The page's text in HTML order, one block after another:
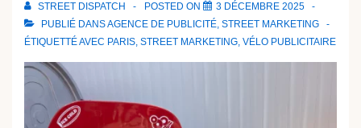
STREET DISPATCH POSTED ON
3 DÉCEMBRE 2025
PUBLIÉ DANSAGENCE DE PUBLICITÉ, STREET MARKETING
ÉTIQUETTÉ AVEC PARIS, STREET MARKETING, VÉLO PUBLICITAIRE